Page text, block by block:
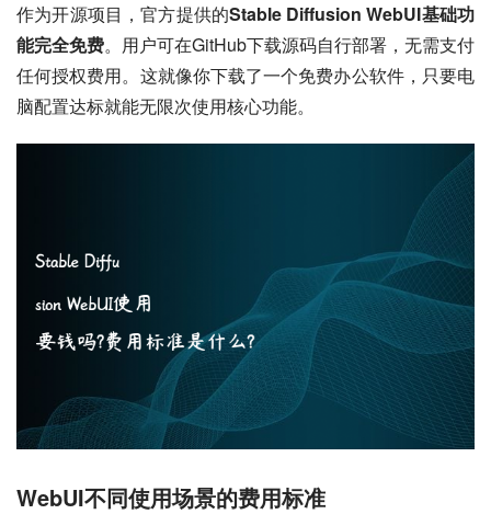
作为开源项目，官方提供的Stable Diffusion WebUI基础功
能完全免费。用户可在GitHub下载源码自行部署，无需支付
任何授权费用。这就像你下载了一个免费办公软件，只要电
脑配置达标就能无限次使用核心功能。
WebUI不同使用场景的费用标准